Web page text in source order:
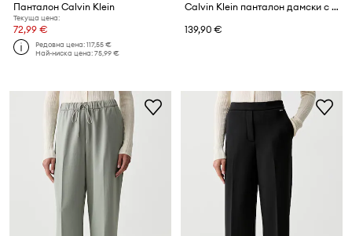
Панталон Calvin Klein
Текуща цена:
72,99 €
Редовна цена:117,55 €
Най-ниска цена:75,99 €
Calvin Klein панталон дамски с вискоза
139,90 €